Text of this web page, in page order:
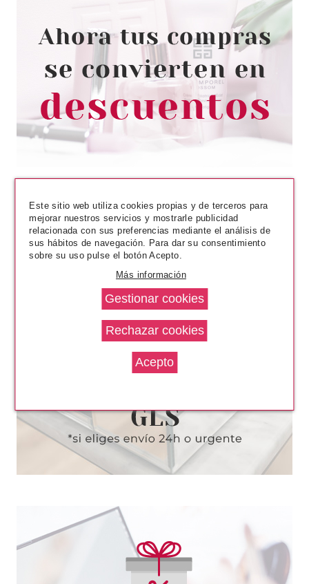
ESSENCE
ESSENCE BRACELET
STICKERS PARA MANICURA 10
Pvr 1.69€
-11%
desde
1.51€
UBU
UBU NICELY NAILED DUO DE
LIMAS DE UÑAS + PALITO PARA
CUTICULA
-54%
desde
1.80€
ARDELL
Este sitio web utiliza cookies propias y de terceros para
mejorar nuestros servicios y mostrarle publicidad
relacionada con sus preferencias mediante el análisis de
sus hábitos de navegación. Para dar su consentimiento
sobre su uso pulse el botón Acepto.
Más información